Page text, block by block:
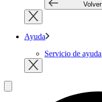
Volver
Ayuda
Servicio de ayuda